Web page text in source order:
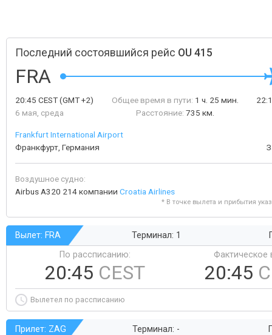
Последний состоявшийся рейс OU 415
FRA
20:45 CEST(GMT +2)
6 мая, среда
Общее время в пути: 1 ч. 25 мин.
Расстояние: 735 км.
Frankfurt International Airport
Франкфурт, Германия
Воздушное судно:
Airbus A320 214 компании Croatia Airlines
* В точке вылета и прибытия
Вылет: FRA Терминал: 1
По рассписанию:
20:45 CEST
Фактическое
20:45
Вылетел по рассписанию
Прилет: ZAG Терминал: -